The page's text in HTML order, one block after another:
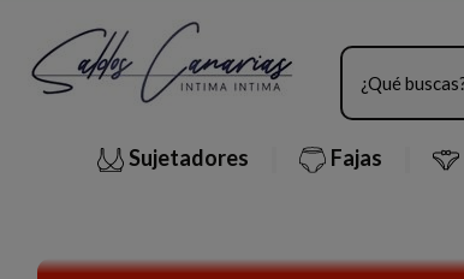
Sujetadores Fajas